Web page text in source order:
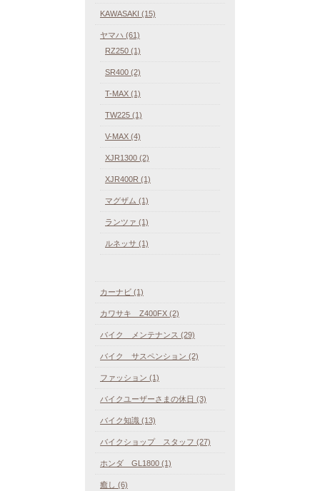
KAWASAKI (15)
ヤマハ (61)
RZ250 (1)
SR400 (2)
T-MAX (1)
TW225 (1)
V-MAX (4)
XJR1300 (2)
XJR400R (1)
マグザム (1)
ランツァ (1)
ルネッサ (1)
カーナビ (1)
カワサキ Z400FX (2)
バイク メンテナンス (29)
バイク サスペンション (2)
ファッション (1)
バイクユーザーさまの休日 (3)
バイク知識 (13)
バイクショップ スタッフ (27)
ホンダ GL1800 (1)
癒し (6)